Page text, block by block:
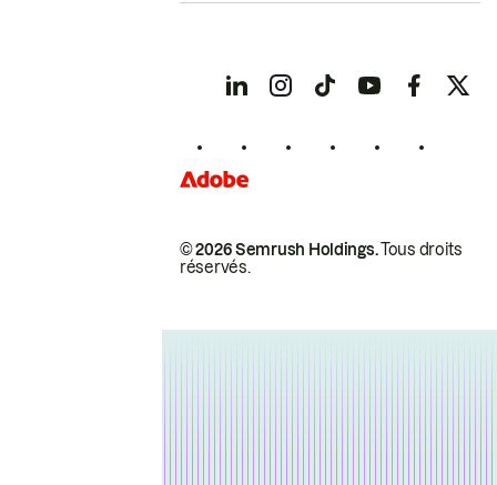
© 2026 Semrush Holdings.Tous droits
réservés.